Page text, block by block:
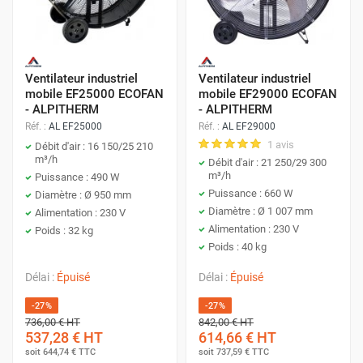
génère des vapeurs potentiellement
dangereuses. Ces vapeurs peuvent être
inflammables, explosives ou toxiques. Une
ventilation adéquate permet de diluer et
d'évacuer ces vapeurs, minimisant les risques
pour la santé et la sécurité.
Renouvellement constant de l'air pour un
environnement de travail sain :
L'air confiné et vicié peut entraîner une
sensation de fatigue, des maux de tête et une
baisse de concentration. Un renouvellement
élimine le dioxyde de carbone, améliorant ainsi
le bien-être et la vigilance des employés.
Quel type de ventilateur industriel
acheter ?
Par type :
Ventilateur extracteur d'air
Ventilateur sur pied
Par application :
Ventilateur pour chantier
Ventilateur industriel
mobile EF25000 ECOFAN
- ALPITHERM
Réf. : AL EF25000
Débit d'air : 16 150/25 210
m³/h
Puissance : 490 W
Diamètre : Ø 950 mm
Alimentation : 230 V
Poids : 32 kg
Délai : Épuisé
-27%
736,00 €HT
537,28 € HT
soit 644,74 € TTC
Ventilateur industriel
mobile EF29000 ECOFAN
- ALPITHERM
Réf. : AL EF29000
1 avis
Débit d'air : 21 250/29 300
m³/h
Puissance : 660 W
Diamètre : Ø 1 007 mm
Alimentation : 230 V
Poids : 40 kg
Délai : Épuisé
-27%
842,00 €HT
614,66 € HT
soit 737,59 € TTC